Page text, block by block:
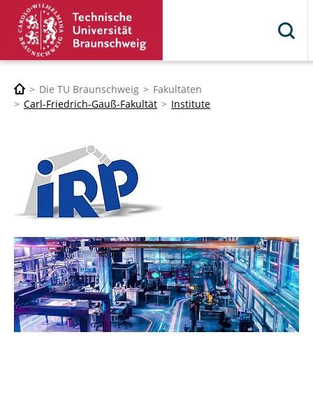
Die TU Braunschweig
Fakultäten
Carl-Friedrich-Gauß-Fakultät
Institute